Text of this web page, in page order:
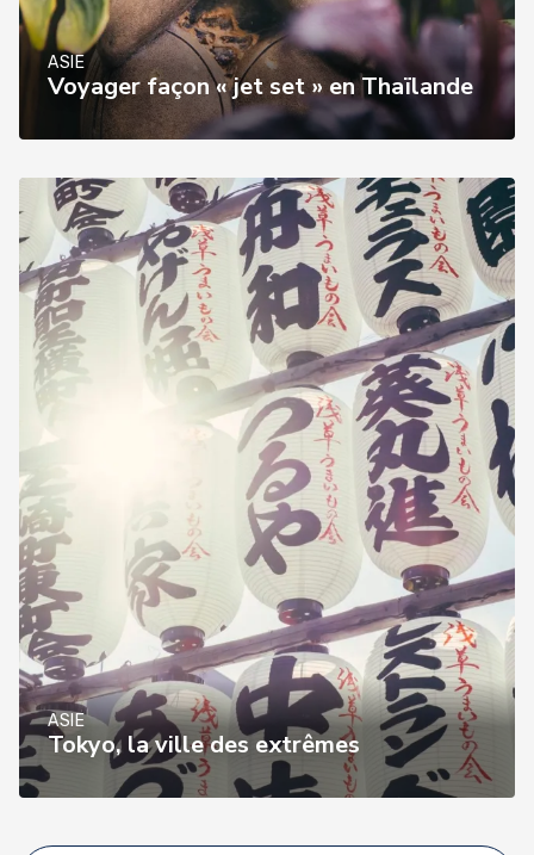
ASIE
Voyager façon « jet set » en Thaïlande
ASIE
Tokyo, la ville des extrêmes